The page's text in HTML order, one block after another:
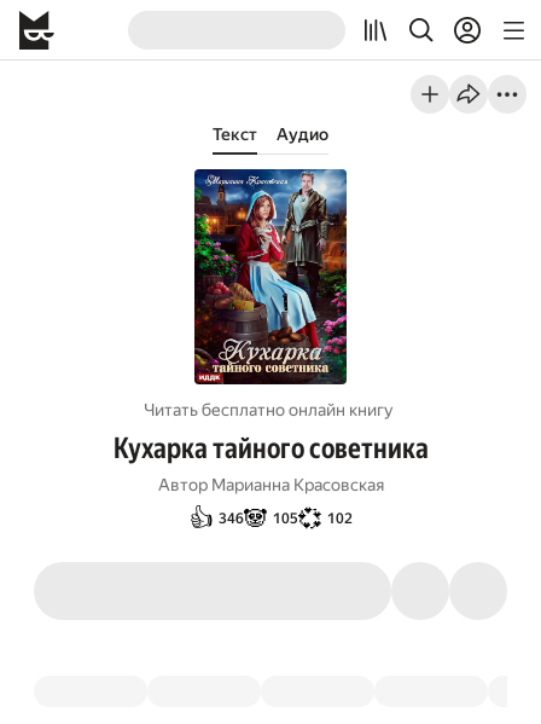
Текст Аудио
Читать бесплатно онлайн книгу
Кухарка тайного советника
Автор Марианна Красовская
👍 346🐼 105💞 102